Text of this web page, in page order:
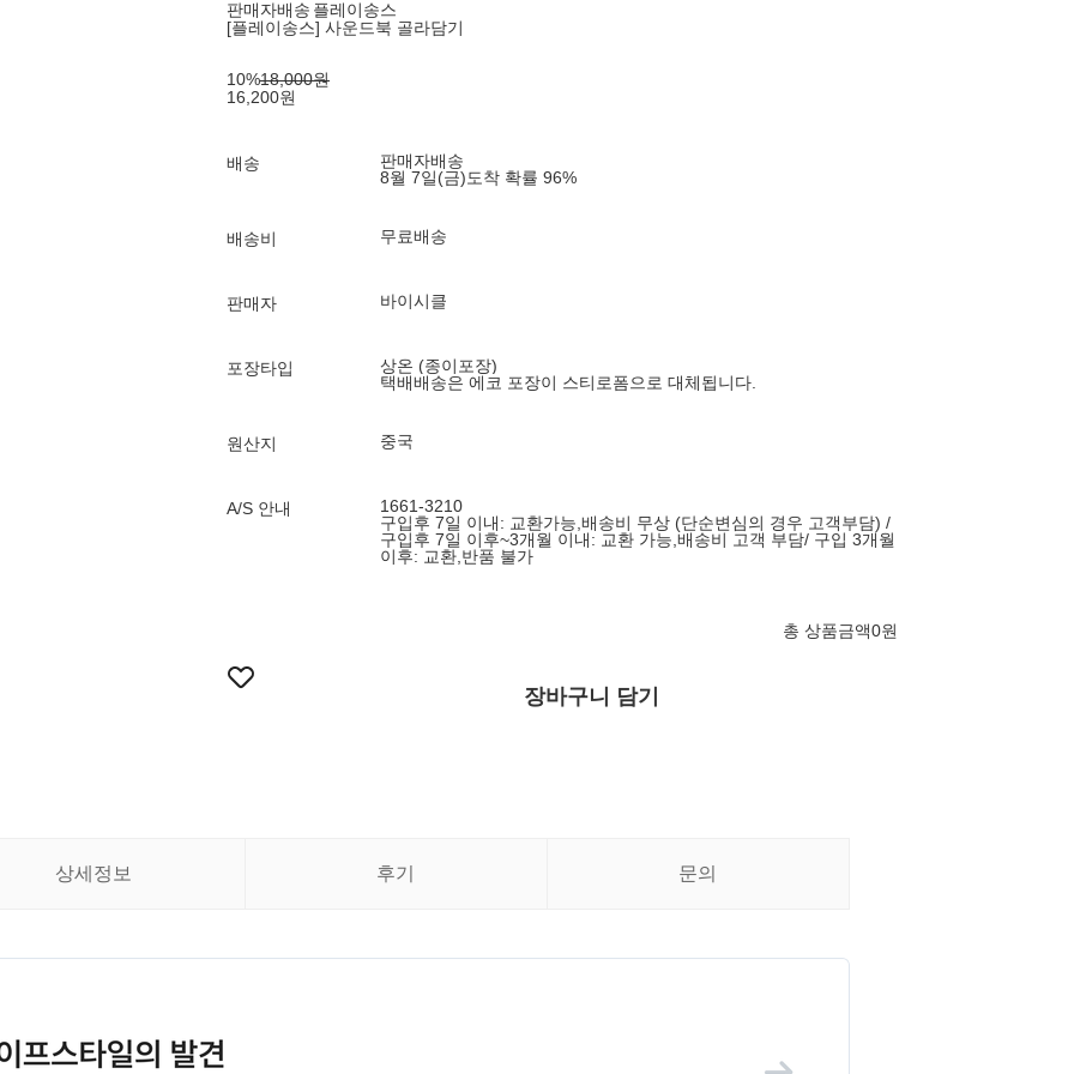
판매자배송 플레이송스
[플레이송스] 사운드북 골라담기
10%18,000원
16,200원
배송
판매자배송
8월 7일(금)도착 확률 96%
배송비 무료배송
판매자 바이시클
포장타입
상온 (종이포장)
택배배송은 에코 포장이 스티로폼으로 대체됩니다.
원산지 중국
A/S 안내
1661-3210
구입후 7일 이내: 교환가능,배송비 무상 (단순변심의 경우 고객부담) /
구입후 7일 이후~3개월 이내: 교환 가능,배송비 고객 부담/ 구입 3개월
이후: 교환,반품 불가
총 상품금액0원
장바구니 담기
상세정보 후기 문의